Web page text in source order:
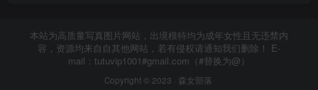
本站为高质量写真图片网站，出境模特均为成年女性且无违禁内
容，资源均来自自其他网站，若有侵权请通知我们删除！ E-
mail：tutuvip1001#gmail.com（#替换为@）
Copyright © 2023 · 森女部落